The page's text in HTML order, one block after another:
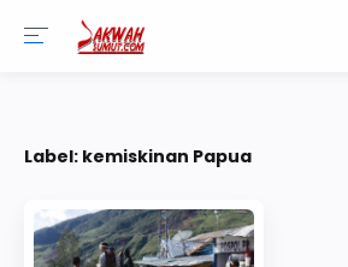
Label: kemiskinan Papua